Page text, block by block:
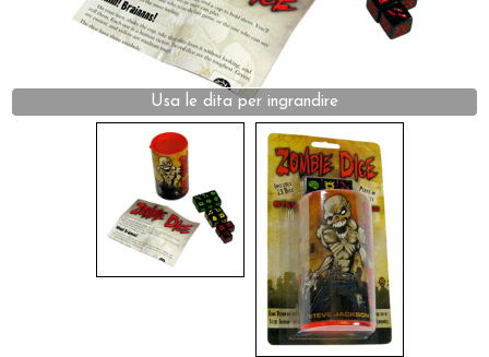
Giocattoli e Gadget
Offerte del Dragone
Usa le dita per ingrandire